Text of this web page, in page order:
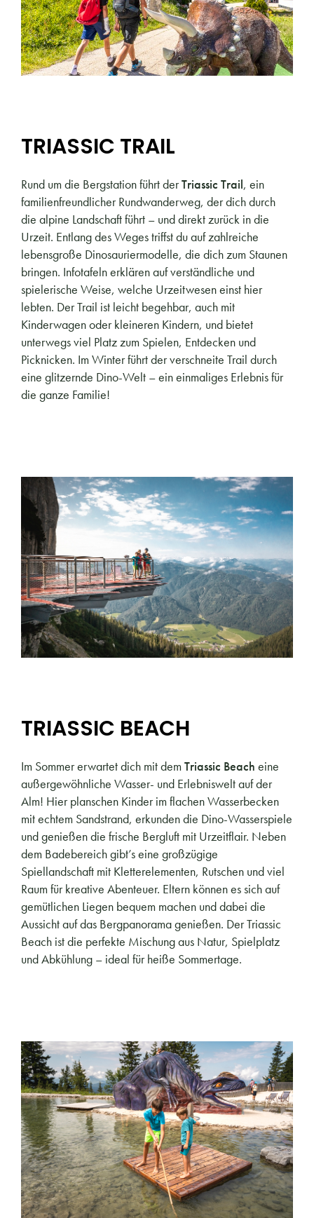
TRIASSIC TRAIL
Rund um die Bergstation führt derTriassic Trail, ein
familienfreundlicher Rundwanderweg, der dich durch
die alpine Landschaft führt – und direkt zurück in die
Urzeit. Entlang des Weges triffst du auf zahlreiche
lebensgroße Dinosauriermodelle, die dich zum Staunen
bringen. Infotafeln erklären auf verständliche und
spielerische Weise, welche Urzeitwesen einst hier
lebten. Der Trail ist leicht begehbar, auch mit
Kinderwagen oder kleineren Kindern, und bietet
unterwegs viel Platz zum Spielen, Entdecken und
Picknicken. Im Winter führt der verschneite Trail durch
eine glitzernde Dino-Welt – ein einmaliges Erlebnis für
die ganze Familie!
TRIASSIC BEACH
Im Sommer erwartet dich mit dem Triassic Beach eine
außergewöhnliche Wasser- und Erlebniswelt auf der
Alm! Hier planschen Kinder im flachen Wasserbecken
mit echtem Sandstrand, erkunden die Dino-Wasserspiele
und genießen die frische Bergluft mit Urzeitflair. Neben
dem Badebereich gibt’s eine großzügige
Spiellandschaft mit Kletterelementen, Rutschen und viel
Raum für kreative Abenteuer. Eltern können es sich auf
gemütlichen Liegen bequem machen und dabei die
Aussicht auf das Bergpanorama genießen. Der Triassic
Beach ist die perfekte Mischung aus Natur, Spielplatz
und Abkühlung – ideal für heiße Sommertage.